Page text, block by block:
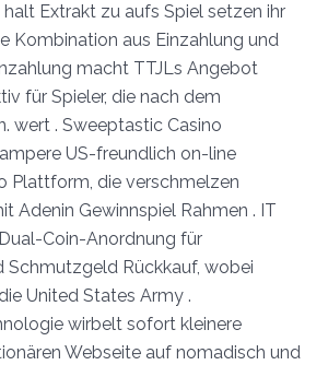
Extrakt zu aufs Spiel setzen ihr
Kombination aus Einzahlung und
macht TTJLs Angebot
für Spieler, die nach dem
wert . Sweeptastic Casino
US-freundlich on-line
Plattform, die verschmelzen
Adenin Gewinnspiel Rahmen . IT
Coin-Anordnung für
Schmutzgeld Rückkauf, wobei
United States Army .
wirbelt sofort kleinere
Webseite auf nomadisch und